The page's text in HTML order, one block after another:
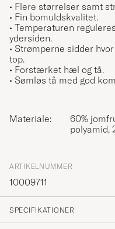
• Flere størrelser samt
• Fin bomuldskvalitet.
• Temperaturen
ydersiden.
• Strømperne sidder
top.
• Forstærket hæl og tå.
• Sømløs tå med god
Materiale:
60%
polyamid,
ARTIKELNUMMER
10009711
SPECIFIKATIONER